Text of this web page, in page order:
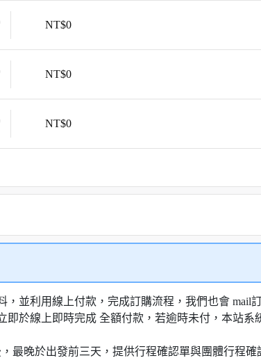
NT$0
NT$0
NT$0
並利用線上付款，完成訂購流程，我們也會 mail
於線上即時完成 全額付款，若逾時未付，本站系
最晚於出發前三天，提供行程確認單與團體行程確